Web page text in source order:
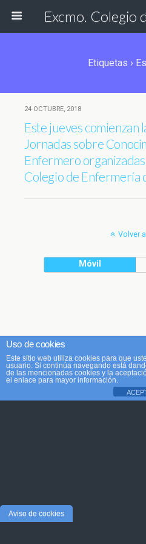
Etiquetas ›
24 OCTUBRE, 2018
Este jueves comienzan
Jornadas sobre
Enfermero
Colegio de Enfermería
Volver
Móvil
Uso de cookies
Este sitio web utiliza cookies para que
usuario. Si continúa navegando está
de las mencionadas cookies y la
el enlace para mayor información.
Aviso de cookies